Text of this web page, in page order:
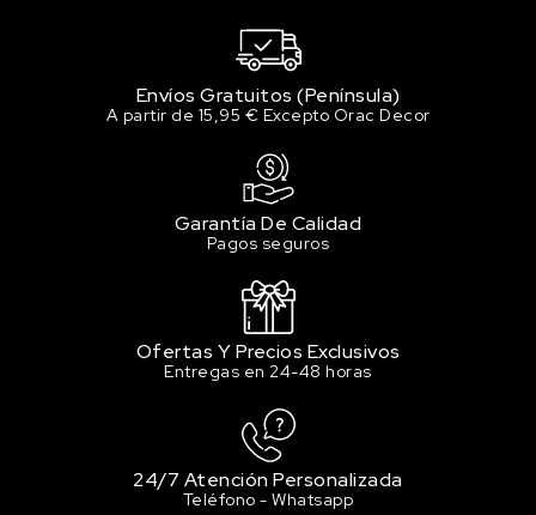
Envíos Gratuitos (Península)
A partir de 15,95 € Excepto Orac Decor
Garantía De Calidad
Pagos seguros
Ofertas Y Precios Exclusivos
Entregas en 24-48 horas
24/7 Atención Personalizada
Teléfono - Whatsapp